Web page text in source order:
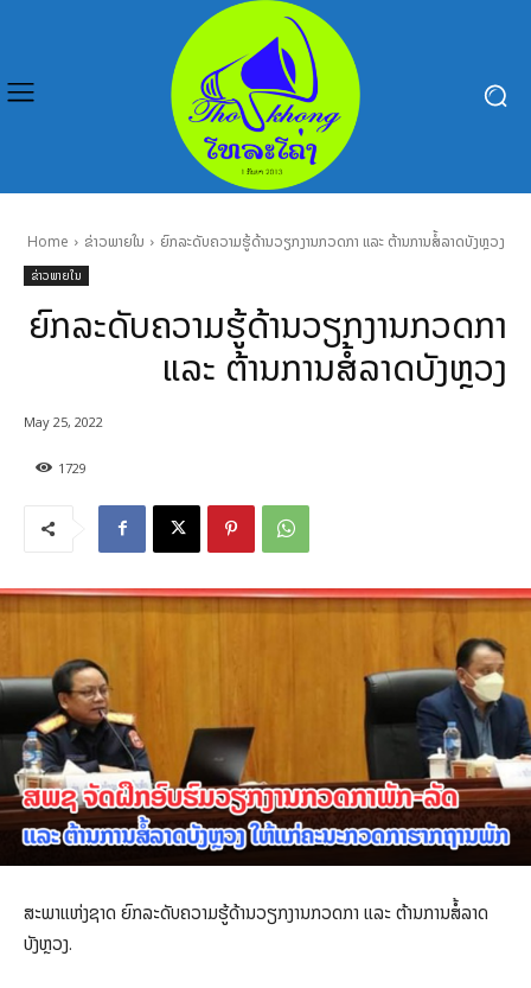
Home ຂ່າວພາຍໃນ ຍົກລະດັບຄວາມຮູ້ດ້ານວຽກງານກວດກາ ແລະ ຕ້ານການສໍ້ລາດບັງຫຼວງ
ຂ່າວພາຍໃນ
ຍົກລະດັບຄວາມຮູ້ດ້ານວຽກງານກວດກາ
ແລະ ຕ້ານການສໍ້ລາດບັງຫຼວງ
1729
May 25, 2022
ສະພາແຫ່ງຊາດ ຍົກລະດັບຄວາມຮູ້ດ້ານວຽກງານກວດກາ ແລະ ຕ້ານການສໍ້ລາດ
ບັງຫຼວງ.